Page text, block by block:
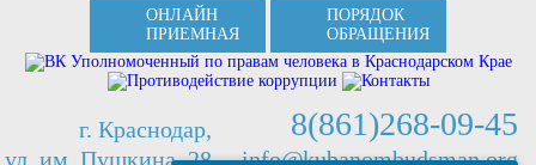
ОНЛАЙН
ПРИЕМНАЯ
ПОРЯДОК
ОБРАЩЕНИЯ
г. Краснодар,
ул. им. Пушкина, 28
8(861)268-09-45
info@kubanombudsman.org